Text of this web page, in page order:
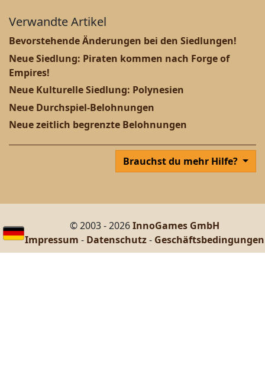
Verwandte Artikel
Bevorstehende Änderungen bei den Siedlungen!
Neue Siedlung: Piraten kommen nach Forge of
Empires!
Neue Kulturelle Siedlung: Polynesien
Neue Durchspiel-Belohnungen
Neue zeitlich begrenzte Belohnungen
Brauchst du mehr Hilfe?
© 2003 - 2026InnoGames GmbH
Impressum - Datenschutz- Geschäftsbedingungen